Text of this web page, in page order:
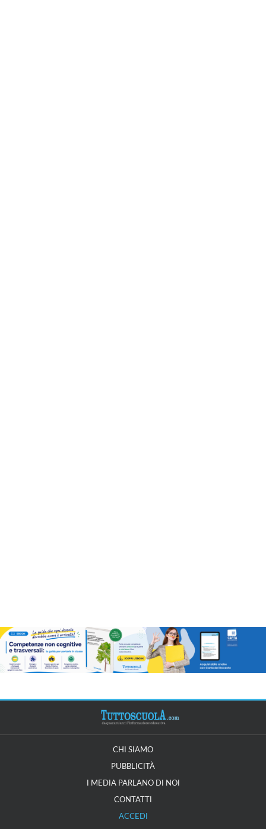
CHI SIAMO
PUBBLICITÀ
I MEDIA PARLANO DI NOI
CONTATTI
ACCEDI